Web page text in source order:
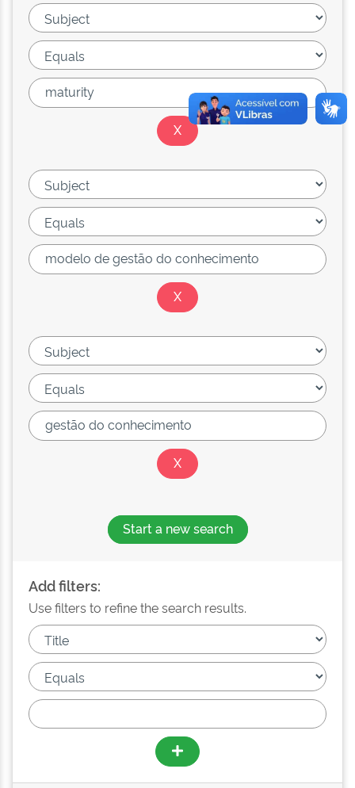
Start a new search
Add filters:
Use filters to refine the search results.